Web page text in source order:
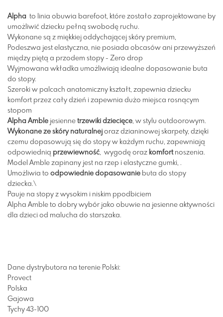
Alpha to linia obuwia barefoot, które zostało zaprojektowane by
umożliwić dziecku pełną swobodę ruchu.
Wykonane są z miękkiej oddychającej skóry premium,
Podeszwa jest elastyczna, nie posiada obcasów ani przewyższeń
między piętą a przodem stopy - Zero drop
Wyjmowana wkładka umożliwiają idealne dopasowanie buta
do stopy.
Szeroki w palcach anatomiczny kształt, zapewnia dziecku
komfort przez cały dzień i zapewnia dużo miejsca rosnącym
stopom
Alpha Amble jesienne trzewiki dziecięce, w stylu outdoorowym.
Wykonane ze skóry naturalnej oraz dzianinowej skarpety, dzięki
czemu dopasowują się do stopy w każdym ruchu, zapewniają
odpowiednią przewiewność, wygodę oraz komfort noszenia.
Model Amble zapinany jest na rzep i elastyczne gumki, .
Umożliwia to odpowiednie dopasowanie buta do stopy
dziecka.\
Pauje na stopy z wysokim i niskim ppodbiciem
Alpha Amble to dobry wybór jako obuwie na jesienne aktywności
dla dzieci od malucha do starszaka.
Dane dystrybutora na terenie Polski:
Provect
Polska
Gajowa
Tychy 43-100